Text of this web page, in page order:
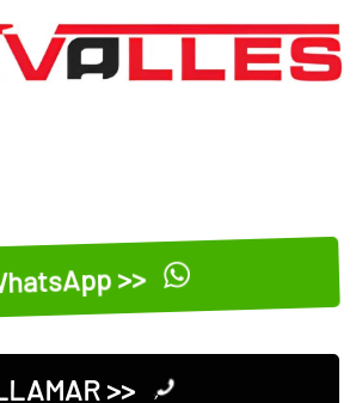
>>
>>